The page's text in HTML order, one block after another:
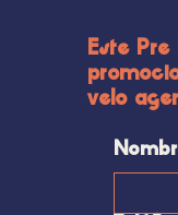
Este
velo